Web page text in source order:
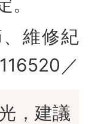
維修紀
／
，建議